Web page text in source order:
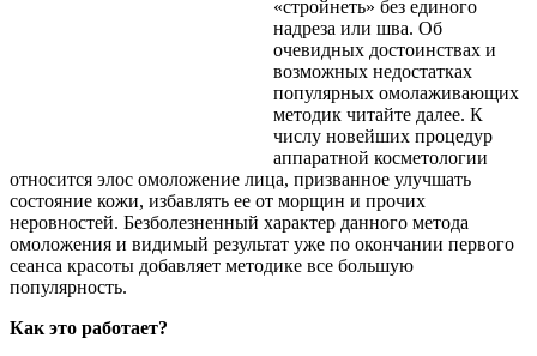
«стройнеть» без единого
надреза или шва. Об
очевидных достоинствах и
возможных недостатках
популярных омолаживающих
методик читайте далее. К
числу новейших процедур
аппаратной косметологии
относится элос омоложение лица, призванное улучшать
состояние кожи, избавлять ее от морщин и прочих
неровностей. Безболезненный характер данного метода
омоложения и видимый результат уже по окончании первого
сеанса красоты добавляет методике все большую
популярность.
Как это работает?